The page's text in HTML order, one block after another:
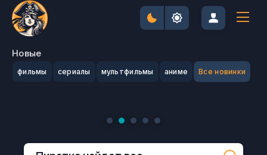
Новые
фильмы сериалы мультфильмы аниме Все новинки
Очень
Живая ярость
Человек-паук:
Новый день